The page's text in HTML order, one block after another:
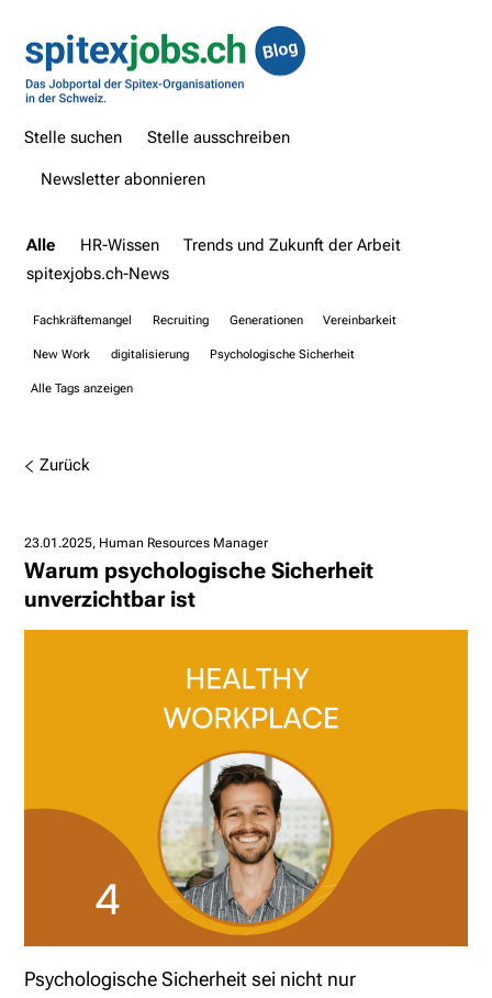
Stelle ausschreiben
Stelle suchen
Newsletter abonnieren
Alle HR-Wissen
Trends und Zukunft der Arbeit
spitexjobs.ch-News
Fachkräftemangel Recruiting Generationen Vereinbarkeit
New Work digitalisierung Psychologische Sicherheit
Alle Tags anzeigen
Zurück
23.01.2025 Human Resources Manager
Warum psychologische Sicherheit
unverzichtbar ist
Psychologische Sicherheit sei nicht nur